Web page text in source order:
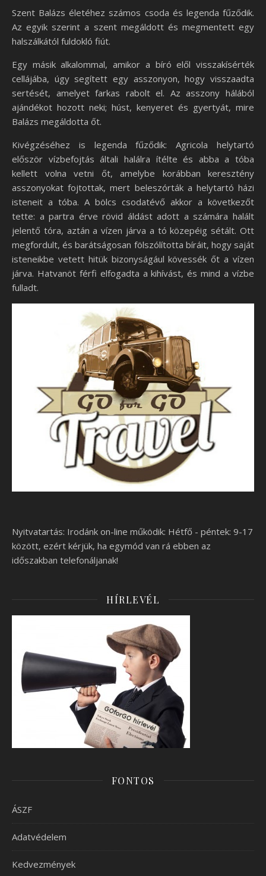
Szent Balázs életéhez számos csoda és legenda fűződik.
Az egyik szerint a szent megáldott és megmentett egy
halszálkától fuldokló fiút.
Egy másik alkalommal, amikor a bíró elől visszakísérték
cellájába, úgy segített egy asszonyon, hogy visszaadta
sertését, amelyet farkas rabolt el. Az asszony hálából
ajándékot hozott neki; húst, kenyeret és gyertyát, mire
Balázs megáldotta őt.
Kivégzéséhez is legenda fűződik: Agricola helytartó
először vízbefojtás általi halálra ítélte és abba a tóba
kellett volna vetni őt, amelybe korábban keresztény
asszonyokat fojtottak, mert beleszórták a helytartó házi
isteneit a tóba. A bölcs csodatévő akkor a következőt
tette: a partra érve rövid áldást adott a számára halált
jelentő tóra, aztán a vízen járva a tó közepéig sétált. Ott
megfordult, és barátságosan fölszólította bíráit, hogy saját
isteneikbe vetett hitük bizonyságául kövessék őt a vízen
járva. Hatvanöt férfi elfogadta a kihívást, és mind a vízbe
fulladt.
Nyitvatartás: Irodánk on-line működik: Hétfő - péntek: 9-17
között, ezért kérjük, ha egymód van rá ebben az
időszakban telefonáljanak!
HÍRLEVÉL
FONTOS
ÁSZF
Adatvédelem
Kedvezmények